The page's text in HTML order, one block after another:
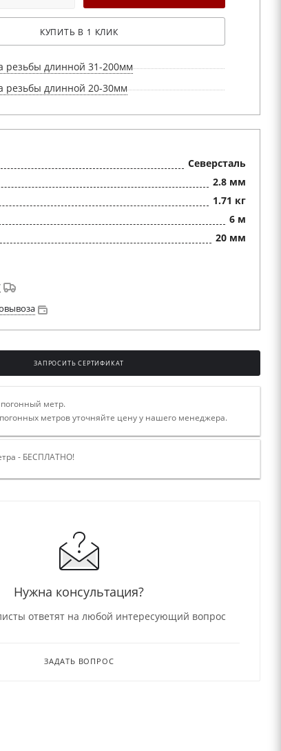
КУПИТЬ В 1 КЛИК
резьбы длинной 31-200мм
резьбы длинной 20-30мм
Северсталь
2.8 мм
1.71 кг
6 м
20 мм
ЗАПРОСИТЬ СЕРТИФИКАТ
метр.
метров уточняйте цену у нашего менеджера.
- БЕСПЛАТНО!
Нужна консультация?
ответят на любой интересующий вопрос
ЗАДАТЬ ВОПРОС